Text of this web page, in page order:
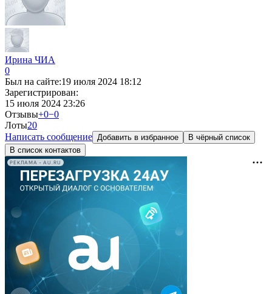
Ирина ЧИА
0
Был на сайте:19 июля 2024 18:12
Зарегистрирован:
15 июля 2024 23:26
Отзывы+0−0
Лоты20
Написать сообщение Добавить в избранное
В чёрный список
В список контактов
РЕКЛАМА • AU.RU